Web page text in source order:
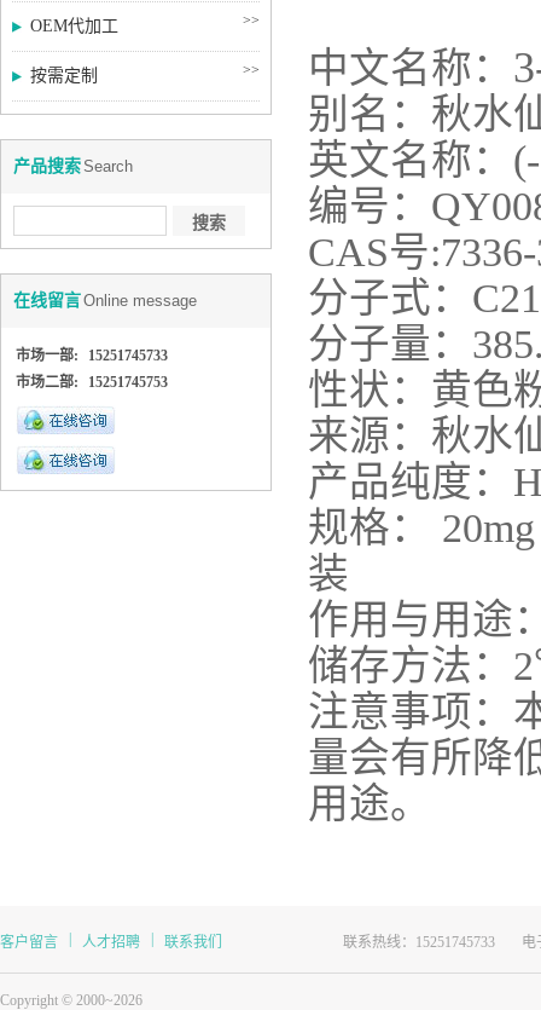
OEM代加工 >>
按需定制 >>
产品搜索Search
在线留言Online message
市场一部:
15251745733
市场二部:
15251745753
中文名称：
别名：秋水
英文名称：
编号： QY00
CAS号:
分子式： C21
分子量：
性状： 黄色
来源：秋水
产品纯度：
规格：
装
作用与用途
储存方法： 2
注意事项：
量会有所降
用途。
客户留言 人才招聘 联系我们 联系热线：15251745733 电
Copyright © 2000~2026